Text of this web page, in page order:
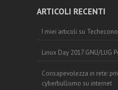
ARTICOLI RECENTI
I miei articoli su
Linux Day 2017 GNU/LUG
Consapevolezza in rete:
cyberbullismo su internet